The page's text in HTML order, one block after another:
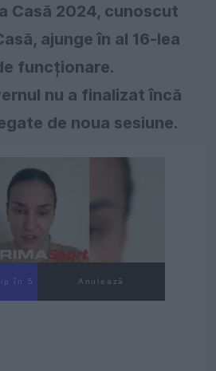
Casă 2024, cunoscut
ajunge în al 16-lea
funcționare.
nu a finalizat încă
de noua sesiune.
în 3 Anulează